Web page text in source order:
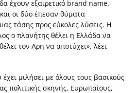
έχουν εξαιρετικό brand name,
οι δύο έπεσαν θύματα
τάσης προς εύκολες λύσεις. Η
ο πλανήτης θέλει η Ελλάδα να
τον Αρη να αποτύχει», λέει
μιλήσει με όλους τους βασικούς
πολιτικής σκηνής, Ευρωπαίους,